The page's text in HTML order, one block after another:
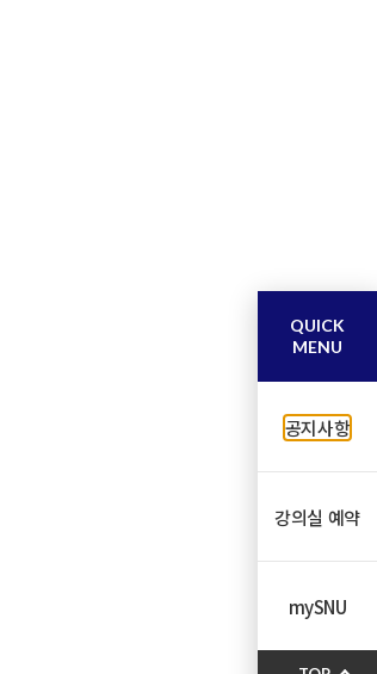
QUICK
MENU
공지사항
강의실 예약
mySNU